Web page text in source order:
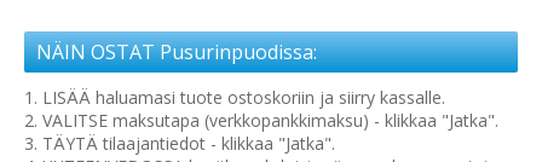
NÄIN OSTAT Pusurinpuodissa:
1. LISÄÄ haluamasi tuote ostoskoriin ja siirry kassalle.
2. VALITSE maksutapa (verkkopankkimaksu) - klikkaa "Jatka".
3. TÄYTÄ tilaajantiedot - klikkaa "Jatka".